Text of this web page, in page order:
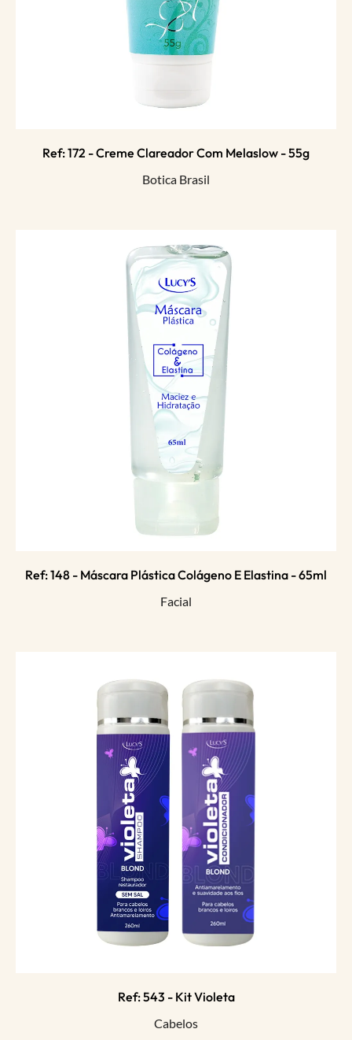
Ref: 172 - Creme Clareador Com Melaslow - 55g
Botica Brasil
Ref: 148 - Máscara Plástica Colágeno E Elastina - 65ml
Facial
Ref: 543 - Kit Violeta
Cabelos